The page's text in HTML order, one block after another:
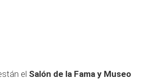
el Salón de la Fama y Museo